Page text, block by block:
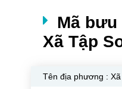
Mã
Xã Tập
Tên địa phương :